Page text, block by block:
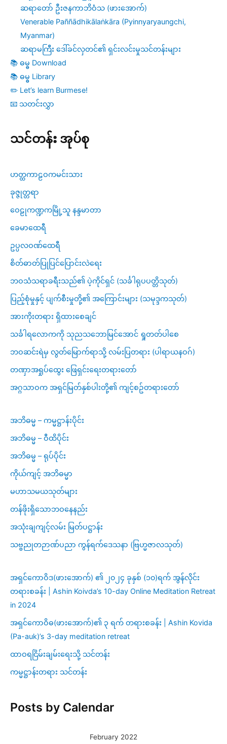
ဆရာတော် ဦးဇနကာဘိဝံသ (ဖားအောက်)
Venerable Paññādhikālaṅkāra (Pyinnyaryaungchi,
Myanmar)
ဆရာမကြီး ဒေါ်ခင်လှတင်၏ ရှင်းလင်းမှုသင်တန်းများ
📚 ဓမ္ဓ Download
📚 ဓမ္ဓ Library
✏️ Let’s learn Burmese!
📧 သတင်းလွှာ
သင်တန်း အုပ်စု
ဟတ္ထကာဠဝကမင်းသား
ခုဇ္ဇုတ္တရာ
ဝေဠုကဏ္ဍကမြို့သူ နန္ဒမာတာ
ခေမာထေရီ
ဥပ္ပလဝဏ်ထေရီ
စိတ်ဓာတ်ပြုပြင်ပြောင်းလဲရေး
ဘဝသံသရာခရီးသည်၏ ပဲ့ကိုင်ရှင် (သင်္ခါရုပပတ္တိသုတ်)
ပြည့်စုံမှုနှင့် ပျက်စီးမှုတို့၏ အကြောင်းများ (သမုဒ္ဒကသုတ်)
အားကိုးတရား ရှိထားစေချင်
သင်္ခါရလောကကို သုညသဘောမြင်အောင် ရှုတတ်ပါစေ
ဘဝဆင်းရဲမှ လွတ်မြောက်ရာသို့ လမ်းပြတရား (ပါရာယနဝဂ်)
တဏှာအရှုပ်ထွေး ဖြေရှင်းရေးတရားတော်
အဂ္ဂသာဝက အရှင်မြတ်နှစ်ပါးတို့၏ ကျင့်စဥ်တရားတော်
အဘိဓမ္မ – ကမ္မဋ္ဌာန်းပိုင်း
အဘိဓမ္မ – ဝီထိပိုင်း
အဘိဓမ္မ – ရုပ်ပိုင်း
ကိုယ်ကျင့် အဘိဓမ္မာ
မဟာသမယသုတ်များ
တန်ဖိုးရှိသောဘဝနေနည်း
အသုံးချကျင့်လမ်း မြတ်ပဋ္ဌာန်း
သဗ္ဗညုတဉာဏ်ပညာ ကွန်ရက်ဒေသနာ (ဗြဟ္မဇာလသုတ်)
အရှင်ကောဝိဒ(ဖားအောက်) ၏ ၂၀၂၄ ခုနှစ် (၁၀)ရက် အွန်လိုင်း
တရားစခန်း | Ashin Koivda’s 10-day Online Meditation Retreat
in 2024
အရှင်ကောဝိဓ(ဖားအောက်)၏ ၃ ရက် တရားစခန်း | Ashin Kovida
(Pa-auk)’s 3-day meditation retreat
ထာဝရငြိမ်းချမ်းရေးသို့ သင်တန်း
ကမ္မဋ္ဌာန်းတရား သင်တန်း
Posts by Calendar
February 2022